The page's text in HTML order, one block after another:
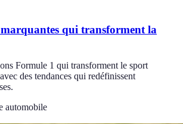
qui transforment la
Formule 1 qui transforment le sport
des tendances qui redéfinissent
automobile